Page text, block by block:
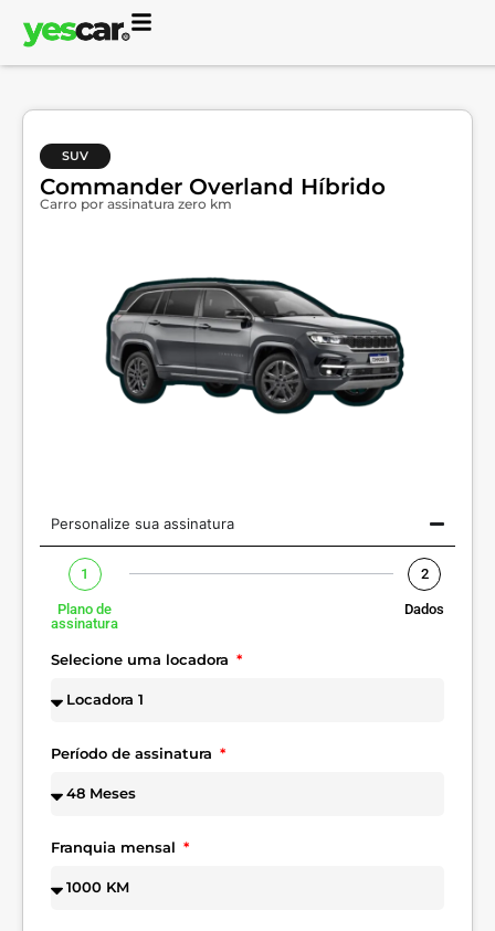
SUV
Commander Overland Híbrido
Carro por assinatura zero km
Personalize sua assinatura
1
Plano de
assinatura
2
Dados
Selecione uma locadora
Período de assinatura
Franquia mensal